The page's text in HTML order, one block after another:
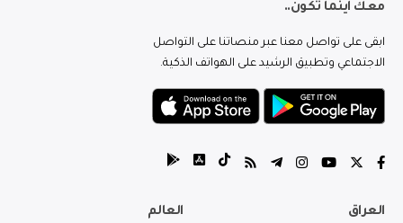
معك اينما تكون..
ابقى على تواصل معنا عبر منصاتنا على التواصل
الاجتماعي وتطبيق الرشيد على الهواتف الذكية.
العراق العالم